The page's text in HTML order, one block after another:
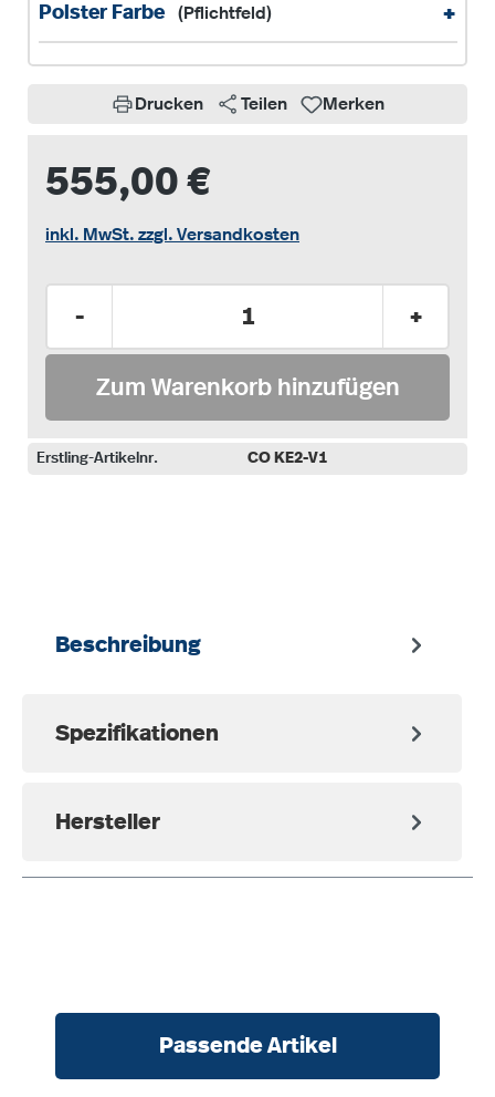
Polster Farbe (Pflichtfeld) +
Drucken Teilen Merken
555,00 €
inkl. MwSt. zzgl. Versandkosten
- +
Zum Warenkorb hinzufügen
Erstling-Artikelnr. CO KE2-V1
Beschreibung
Spezifikationen
Hersteller
Passende Artikel